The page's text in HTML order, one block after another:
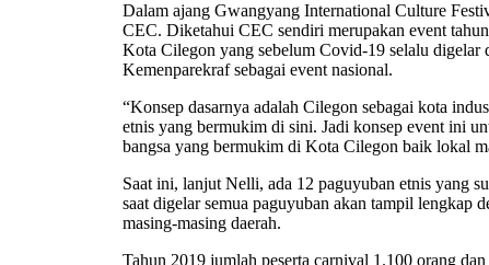
Dalam ajang Gwangyang International Culture
CEC. Diketahui CEC sendiri merupakan event
Kota Cilegon yang sebelum Covid-19 selalu digelar
Kemenparekraf sebagai event nasional.
“Konsep dasarnya adalah Cilegon sebagai kota
etnis yang bermukim di sini. Jadi konsep event ini
bangsa yang bermukim di Kota Cilegon baik lokal
Saat ini, lanjut Nelli, ada 12 paguyuban etnis yang
saat digelar semua paguyuban akan tampil lengkap
masing-masing daerah.
Tahun 2019 jumlah peserta carnival 1.100 orang